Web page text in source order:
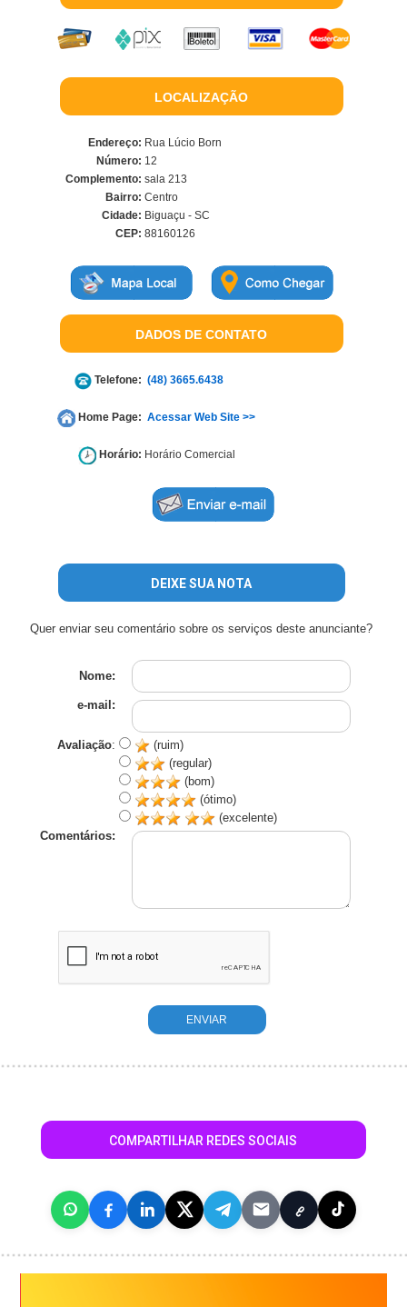
LOCALIZAÇÃO
Endereço: Rua Lúcio Born
Número: 12
Complemento: sala 213
Bairro: Centro
Cidade: Biguaçu - SC
CEP: 88160126
DADOS DE CONTATO
Telefone: (48) 3665.6438
Home Page: Acessar Web Site >>
Horário: Horário Comercial
DEIXE SUA NOTA
Quer enviar seu comentário sobre os serviços deste anunciante?
Nome:
e-mail:
Avaliação:
(ruim)
(regular)
(bom)
(ótimo)
(excelente)
Comentários:
COMPARTILHAR REDES SOCIAIS